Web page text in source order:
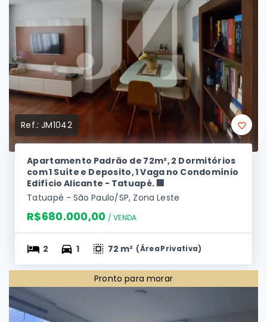
Ref.:JM1042
Apartamento Padrão de 72m², 2 Dormitórios
com 1 Suíte e Deposito, 1 Vaga no Condomínio
Edifício Alicante - Tatuapé. 🏢
R$680.000,00 / VENDA
72 m² (Área Privativa